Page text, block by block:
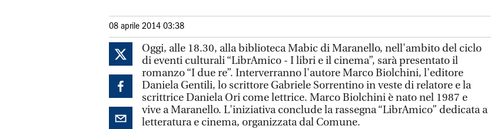
08 aprile 2014 03:38
Oggi, alle 18.30, alla biblioteca Mabic di Maranello, nell'ambito del ciclo
di eventi culturali “LibrAmico - I libri e il cinema”, sarà presentato il
romanzo “I due re”. Interverranno l'autore Marco Biolchini, l'editore
Daniela Gentili, lo scrittore Gabriele Sorrentino in veste di relatore e la
scrittrice Daniela Ori come lettrice. Marco Biolchini è nato nel 1987 e
vive a Maranello. L'iniziativa conclude la rassegna “LibrAmico” dedicata a
letteratura e cinema, organizzata dal Comune.